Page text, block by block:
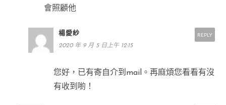
會照顧他
楊愛紗
2020 年 9 月 5 日上午 12:15
您好，已有寄自介到mail。再麻煩您看看有沒
有收到喲！
REPLY